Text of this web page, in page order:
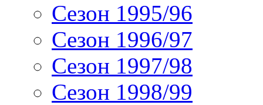
Сезон 1995/96
Сезон 1996/97
Сезон 1997/98
Сезон 1998/99